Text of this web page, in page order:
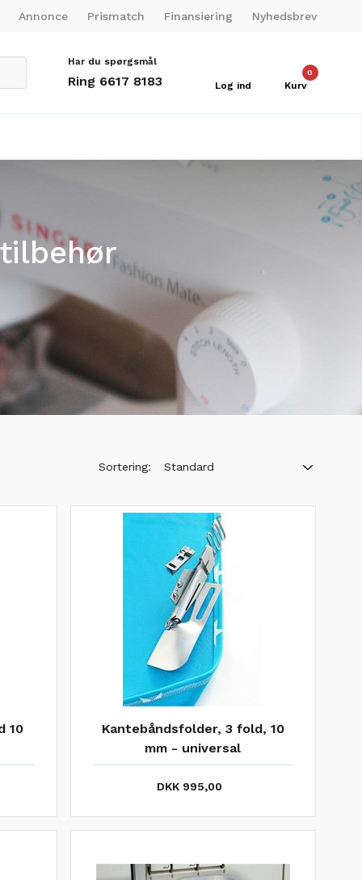
Annonce Prismatch Finansiering Nyhedsbrev
Har du spørgsmål
Ring 6617 8183 Log ind
0
Kurv
Sortering: Standard
10
Kantebåndsfolder, 3 fold, 10
mm - universal
DKK 995,00